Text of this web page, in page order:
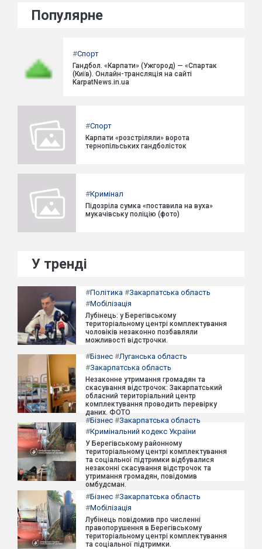
Популярне
#Спорт
Гандбол. «Карпати» (Ужгород) — «Спартак
(Київ). Онлайн-трансляція на сайті
KarpatNews.in.ua
#Спорт
Карпати «розстріляли» ворота
тернопільських гандболісток
#Кримінал
Підозріла сумка «поставила на вуха»
мукачівську поліцію (фото)
У тренді
#Політика #Закарпатська область
#Мобілізація
Лубінець: у Берегівському
територіальному центрі комплектування
чоловіків незаконно позбавляли
можливості відстрочки.
#Бізнес #Луганська область
#Закарпатська область
Незаконне утримання громадян та
скасування відстрочок: Закарпатський
обласний територіальний центр
комплектування проводить перевірку
даних. ФОТО
#Бізнес #Закарпатська область
#Кримінальний кодекс України
У Берегівському районному
територіальному центрі комплектування
та соціальної підтримки відбувалися
незаконні скасування відстрочок та
утримання громадян, повідомив
омбудсман.
#Бізнес #Закарпатська область
#Мобілізація
Лубінець повідомив про численні
правопорушення в Берегівському
територіальному центрі комплектування
та соціальної підтримки.